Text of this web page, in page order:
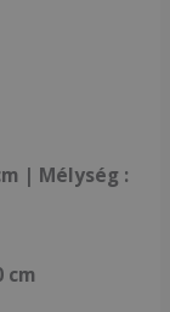
| Mélység :
cm